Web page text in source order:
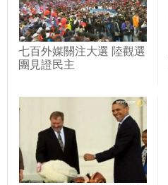
七百外媒關注大選 陸觀選
團見證民主